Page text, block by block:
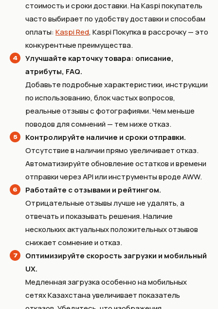
стоимость и сроки доставки. На Kaspi покупатель
часто выбирает по удобству доставки и способам
оплаты:Kaspi Red, Kaspi Покупка в рассрочку — это
конкурентные преимущества.
Улучшайте карточку товара: описание,
атрибуты, FAQ.
Добавьте подробные характеристики, инструкции
по использованию, блок частых вопросов,
реальные отзывы с фотографиями. Чем меньше
поводов для сомнений — тем ниже отказ.
Контролируйте наличие и сроки отправки.
Отсутствие в наличии прямо увеличивает отказ.
Автоматизируйте обновление остатков и времени
отправки через API или инструменты вроде AWW.
Работайте с отзывами и рейтингом.
Отрицательные отзывы лучше не удалять, а
отвечать и показывать решения. Наличие
нескольких актуальных положительных отзывов
снижает сомнение и отказ.
Оптимизируйте скорость загрузки и мобильный
UX.
Медленная загрузка особенно на мобильных
сетях Казахстана увеличивает показатель